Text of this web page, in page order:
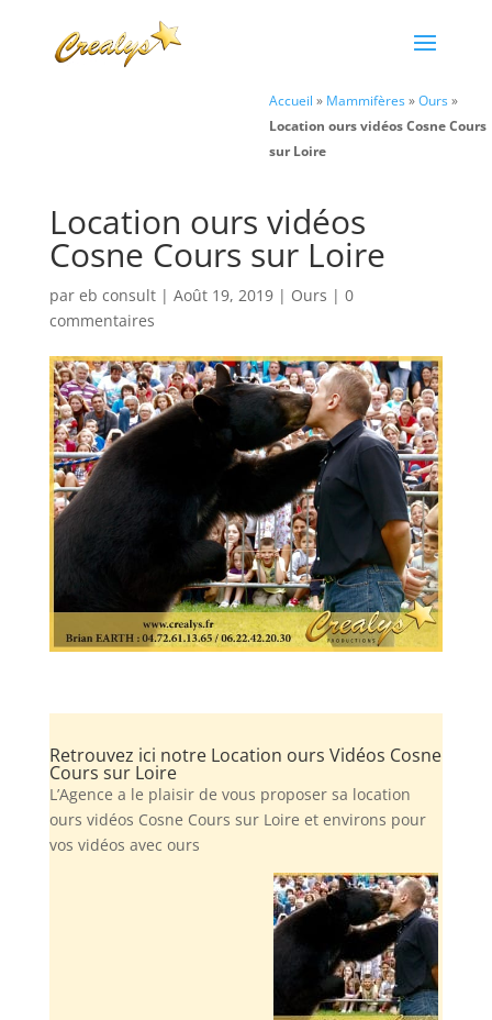
Accueil » Mammifères»Ours»
Location ours vidéos Cosne Cours
sur Loire
Location ours vidéos
Cosne Cours sur Loire
par eb consult| Août 19, 2019| Ours | 0
commentaires
Retrouvez ici notre Location ours Vidéos Cosne
Cours sur Loire
L’Agence a le plaisir de vous proposer sa location
ours vidéos Cosne Cours sur Loire et environs pour
vos vidéos avec ours